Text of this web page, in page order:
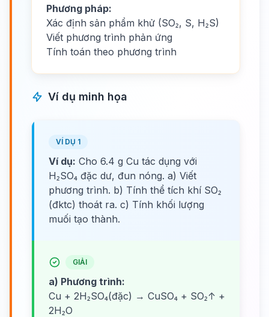
Phương pháp:
Xác định sản phẩm khử (SO₂, S, H₂S)
Viết phương trình phản ứng
Tính toán theo phương trình
Ví dụ minh họa
VÍ DỤ 1
Ví dụ: Cho 6.4 g Cu tác dụng với
H₂SO₄ đặc dư, đun nóng. a) Viết
phương trình. b) Tính thể tích khí SO₂
(đktc) thoát ra. c) Tính khối lượng
muối tạo thành.
GIẢI
a) Phương trình:
Cu + 2H₂SO₄(đặc) → CuSO₄ + SO₂↑ +
2H₂O